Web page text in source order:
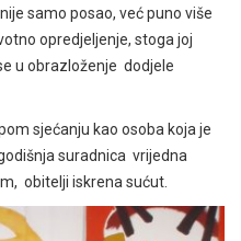
samo posao, već puno više
opredjeljenje, stoga joj
u obrazloženje dodjele
sjećanju kao osoba koja je
suradnica vrijedna
obitelji iskrena sućut.